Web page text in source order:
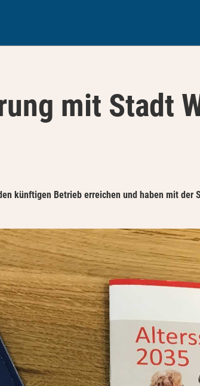
mit Stadt
künftigen Betrieb erreichen und haben mit der